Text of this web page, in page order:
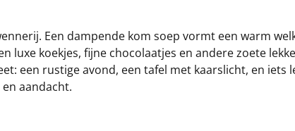
Een dampende kom soep vormt een warm
luxe koekjes, fijne chocolaatjes en andere zoete
een rustige avond, een tafel met kaarslicht, en iets
aandacht.